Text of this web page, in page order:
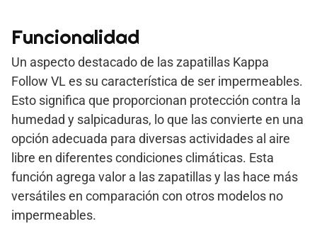
Funcionalidad
Un aspecto destacado de las zapatillas Kappa
Follow VL es su característica de ser impermeables.
Esto significa que proporcionan protección contra la
humedad y salpicaduras, lo que las convierte en una
opción adecuada para diversas actividades al aire
libre en diferentes condiciones climáticas. Esta
función agrega valor a las zapatillas y las hace más
versátiles en comparación con otros modelos no
impermeables.